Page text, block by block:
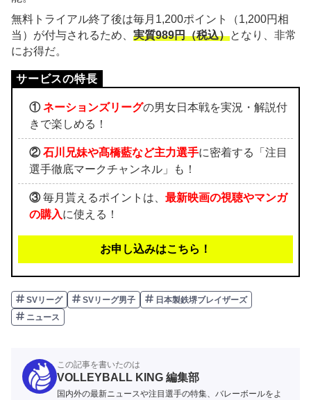
無料トライアル終了後は毎月1,200ポイント（1,200円相
当）が付与されるため、 実質989円（税込）となり、非常
にお得だ。
① ネーションズリーグの男女日本戦を実況・解説付
きで楽しめる！
② 石川兄妹や髙橋藍など主力選手に密着する「注目
選手徹底マークチャンネル」も！
③毎月貰えるポイントは、 最新映画の視聴やマンガ
の購入に使える！
お申し込みはこちら！
SVリーグ SVリーグ男子
日本製鉄堺ブレイザーズ
ニュース
この記事を書いたのは
VOLLEYBALL KING 編集部
国内外の最新ニュースや注目選手の特集、バレーボールをよ